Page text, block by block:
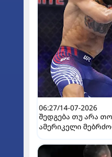
06:27/14-07-2026
შედგება თუ არა
ამერიკელი